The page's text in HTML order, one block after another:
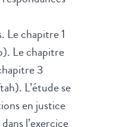
Le chapitre 1
Le chapitre
3
L’étude se
en justice
l’exercice